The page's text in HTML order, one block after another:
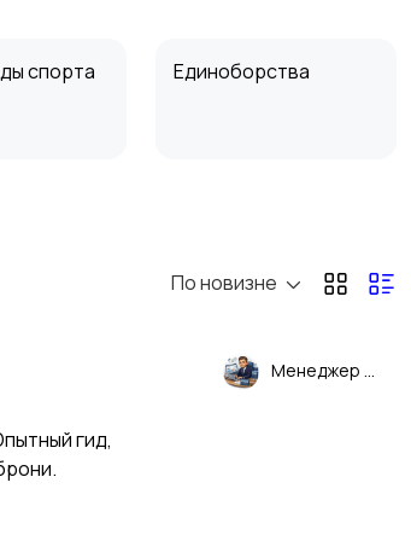
спорта Единоборства
По новизне
гид,
Менеджер